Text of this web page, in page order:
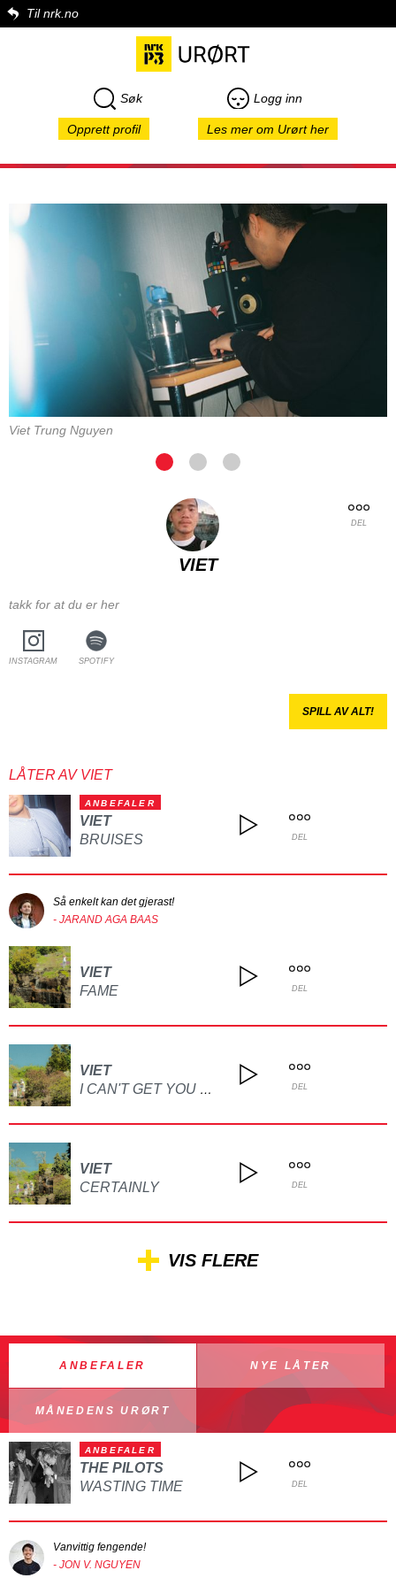
Til nrk.no
Søk Logg inn
Opprett profil Les mer om Urørt her
Viet Trung Nguyen
DEL
VIET
takk for at du er her
INSTAGRAM SPOTIFY
SPILL AV ALT!
LÅTER AV VIET
ANBEFALER
VIET
BRUISES
DEL
Så enkelt kan det gjerast!
- JARAND AGA BAAS
VIET
FAME
DEL
VIET
I CAN'T GET YOU OFF DEL
VIET
CERTAINLY
DEL
VIS FLERE
ANBEFALER NYE LÅTER
MÅNEDENS URØRT
ANBEFALER
THE PILOTS
WASTING TIME
DEL
Vanvittig fengende!
- JON V. NGUYEN